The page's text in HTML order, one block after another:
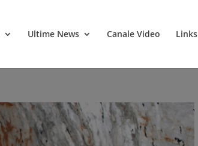
Ultime News Canale Video Links